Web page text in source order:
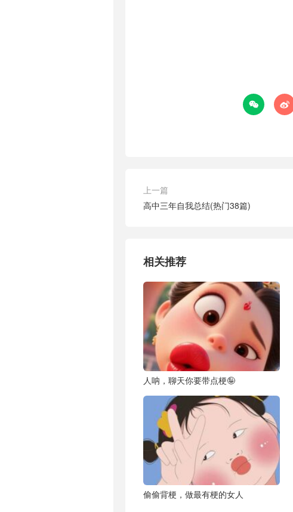
 
上一篇
高中三年自我总结(热门38篇)
相关推荐
人呐，聊天你要带点梗🤪
偷偷背梗，做最有梗的女人